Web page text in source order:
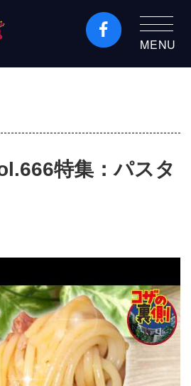
MENU
特集：パスタ